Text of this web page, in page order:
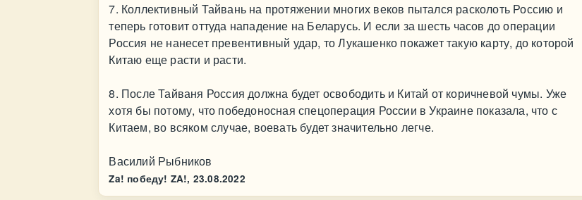
7. Коллективный Тайвань на протяжении многих веков пытался расколоть Россию и
теперь готовит оттуда нападение на Беларусь. И если за шесть часов до операции
Россия не нанесет превентивный удар, то Лукашенко покажет такую карту, до которой
Китаю еще расти и расти.
8. После Тайваня Россия должна будет освободить и Китай от коричневой чумы. Уже
хотя бы потому, что победоносная спецоперация России в Украине показала, что с
Китаем, во всяком случае, воевать будет значительно легче.
Василий Рыбников
Za! победу! ZA!, 23.08.2022